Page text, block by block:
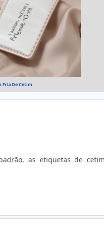
Fita De Cetim
as etiquetas de